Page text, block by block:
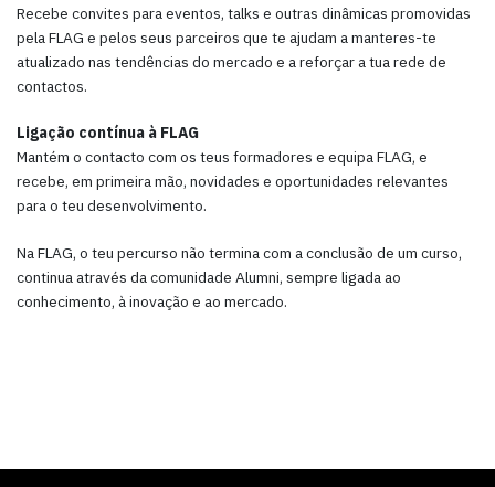
Recebe convites para eventos, talks e outras dinâmicas promovidas
pela FLAG e pelos seus parceiros que te ajudam a manteres-te
atualizado nas tendências do mercado e a reforçar a tua rede de
contactos.
Ligação contínua à FLAG
Mantém o contacto com os teus formadores e equipa FLAG, e
recebe, em primeira mão, novidades e oportunidades relevantes
para o teu desenvolvimento.
Na FLAG, o teu percurso não termina com a conclusão de um curso,
continua através da comunidade Alumni, sempre ligada ao
conhecimento, à inovação e ao mercado.